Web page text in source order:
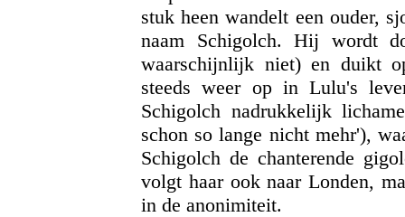
stuk heen wandelt een ouder,
naam Schigolch. Hij wordt
waarschijnlijk niet) en duikt
steeds weer op in Lulu's
Schigolch nadrukkelijk
schon so lange nicht mehr'),
Schigolch de chanterende
volgt haar ook naar Londen,
in de anonimiteit.